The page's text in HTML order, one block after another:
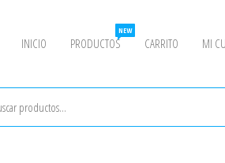
INICIO PRODUCTOS
NEW
CARRITO MI